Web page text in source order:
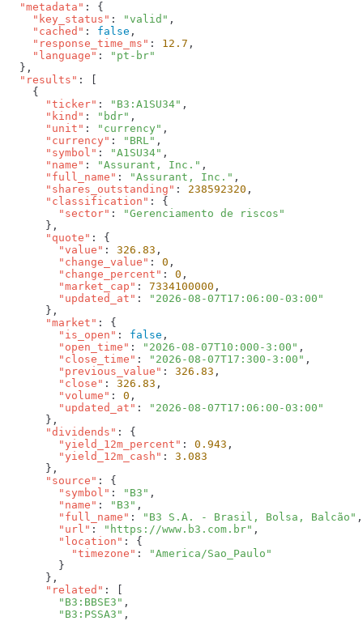
  "metadata"
    "key_status"
: "valid"
    "cached"
: false
    "response_time_ms"
: 12.7
    "language"
:
  "results"
      "ticker"
: "B3:A1SU34"
      "kind"
: "bdr"
      "unit"
: "currency"
      "currency"
: "BRL"
      "symbol"
: "A1SU34"
      "name"
: "Assurant, Inc."
      "full_name"
: "Assurant, Inc."
      "shares_outstanding"
: 238592320
      "classification"
        "sector"
:
      "quote"
        "value"
: 326.83
        "change_value"
: 0
        "change_percent"
: 0
        "market_cap"
: 7334100000
        "updated_at"
:
      "market"
        "is_open"
: false
        "open_time"
: "2026-08-07T10:000-3:00"
        "close_time"
: "2026-08-07T17:300-3:00"
        "previous_value"
: 326.83
        "close"
: 326.83
        "volume"
: 0
        "updated_at"
:
      "dividends"
        "yield_12m_percent"
: 0.943
        "yield_12m_cash"
:
      "source"
        "symbol"
: "B3"
        "name"
: "B3"
        "full_name"
:
"B3 S.A. - Brasil, Bolsa, Balcão"
        "url"
: "https://www.b3.com.br"
        "location"
          "timezone"
:
      "related"
        "B3:BBSE3"
        "B3:PSSA3"